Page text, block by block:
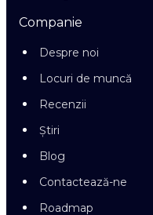
Companie
Despre noi
Locuri de muncă
Recenzii
Știri
Blog
Contactează-ne
Roadmap